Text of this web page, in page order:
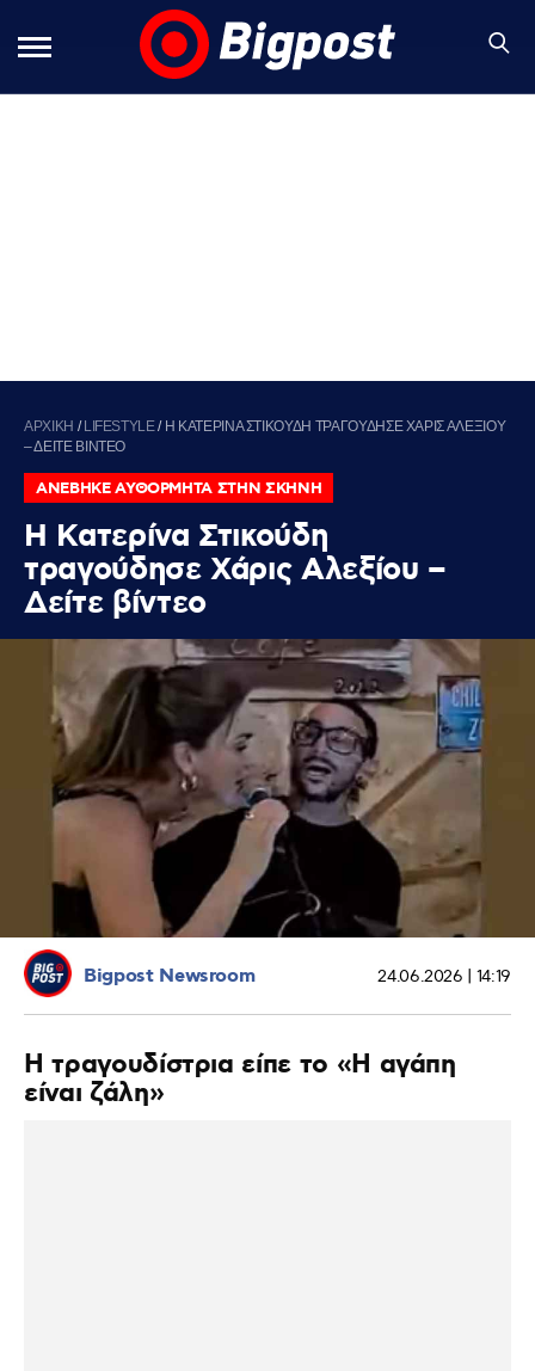
ΑΡΧΙΚΗ / LIFESTYLE/ Η ΚΑΤΕΡΙΝΑ ΣΤΙΚΟΥΔΗ ΤΡΑΓΟΥΔΗΣΕ ΧΑΡΙΣ ΑΛΕΞΙΟΥ
– ΔΕΙΤΕ ΒΙΝΤΕΟ
ΑΝΕΒΗΚΕ ΑΥΘΟΡΜΗΤΑ ΣΤΗΝ ΣΚΗΝΗ
Η Κατερίνα Στικούδη
τραγούδησε Χάρις Αλεξίου –
Δείτε βίντεο
Bigpost Newsroom 24.06.2026 | 14:19
Η τραγουδίστρια είπε το «Η αγάπη
είναι ζάλη»